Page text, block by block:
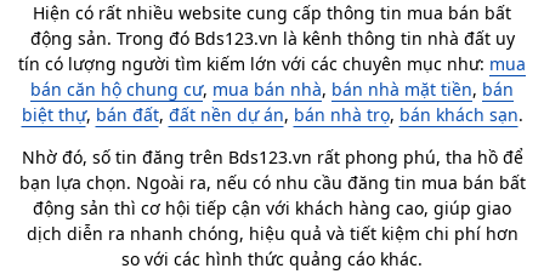
Hiện có rất nhiều website cung cấp thông tin mua bán bất
động sản. Trong đó Bds123.vn là kênh thông tin nhà đất uy
tín có lượng người tìm kiếm lớn với các chuyên mục như: mua
bán căn hộ chung cư, mua bán nhà, bán nhà mặt tiền, bán
biệt thự, bán đất, đất nền dự án, bán nhà trọ, bán khách sạn.
Nhờ đó, số tin đăng trên Bds123.vn rất phong phú, tha hồ để
bạn lựa chọn. Ngoài ra, nếu có nhu cầu đăng tin mua bán bất
động sản thì cơ hội tiếp cận với khách hàng cao, giúp giao
dịch diễn ra nhanh chóng, hiệu quả và tiết kiệm chi phí hơn
so với các hình thức quảng cáo khác.